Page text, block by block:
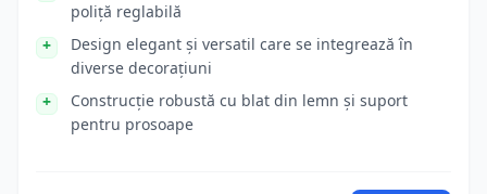
poliță reglabilă
Design elegant și versatil care se integrează în
diverse decorațiuni
Construcție robustă cu blat din lemn și suport
pentru prosoape